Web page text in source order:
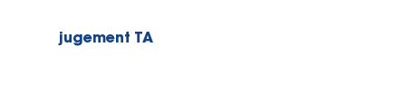
jugement TA